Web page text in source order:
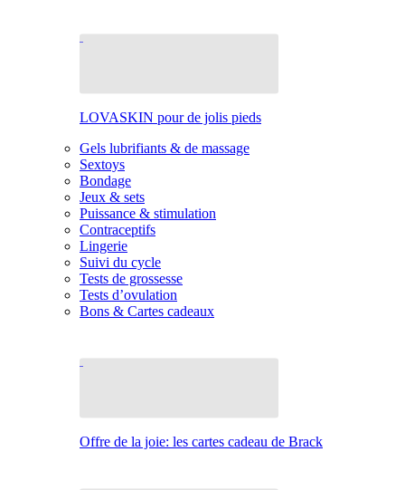
LOVASKIN pour de jolis pieds
Gels lubrifiants & de massage
Sextoys
Bondage
Jeux & sets
Puissance & stimulation
Contraceptifs
Lingerie
Suivi du cycle
Tests de grossesse
Tests d’ovulation
Bons & Cartes cadeaux
Offre de la joie: les cartes cadeau de Brack